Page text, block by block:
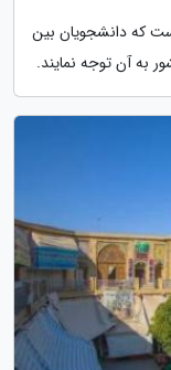
که دانشجویان بین
به آن توجه نمایند.